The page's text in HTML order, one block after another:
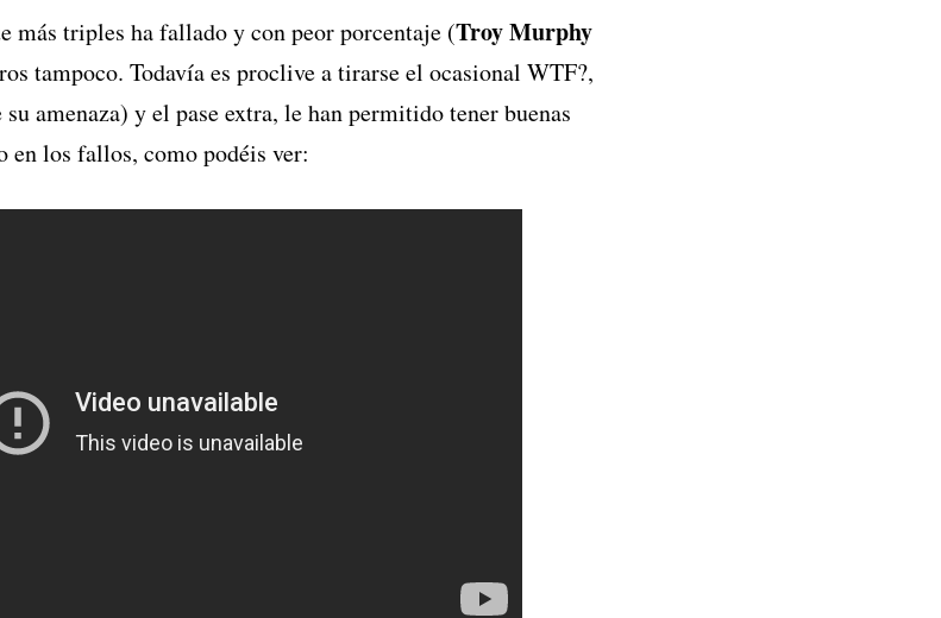
más triples ha fallado y con peor porcentaje (Troy Murphy
tampoco. Todavía es proclive a tirarse el ocasional WTF?,
amenaza) y el pase extra, le han permitido tener buenas
en los fallos, como podéis ver: